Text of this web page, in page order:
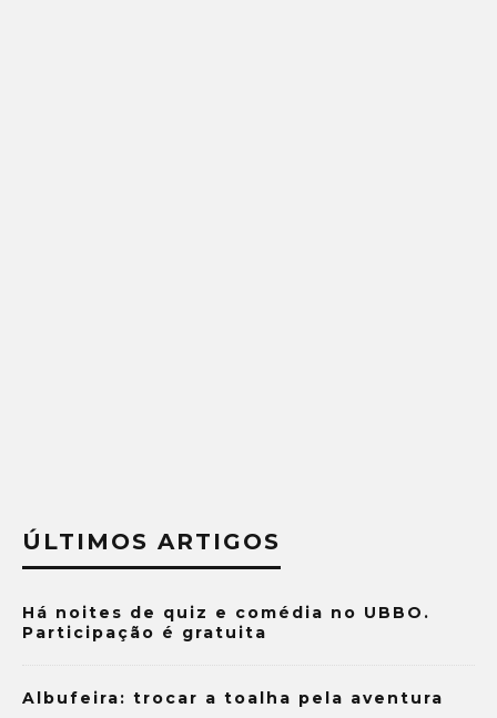
ÚLTIMOS ARTIGOS
Há noites de quiz e comédia no UBBO.
Participação é gratuita
Albufeira: trocar a toalha pela aventura